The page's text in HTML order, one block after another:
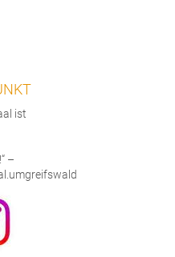
ist
–